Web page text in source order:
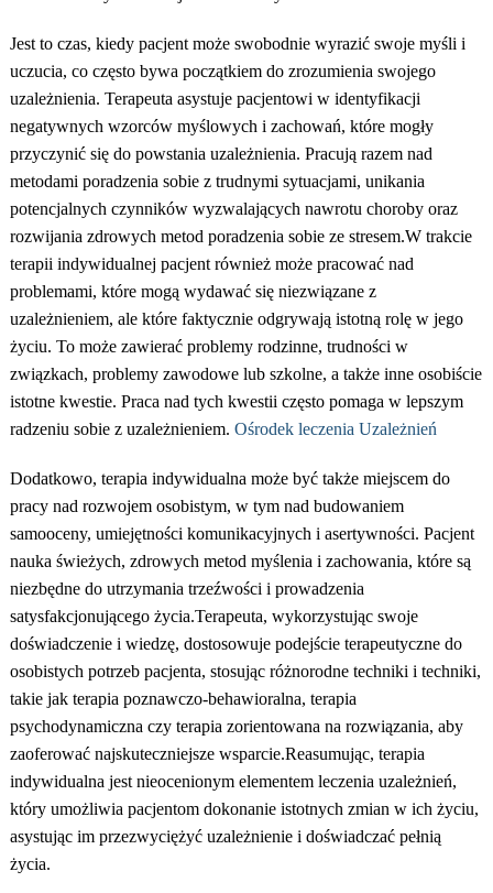
Jest to czas, kiedy pacjent może swobodnie wyrazić swoje myśli i
uczucia, co często bywa początkiem do zrozumienia swojego
uzależnienia. Terapeuta asystuje pacjentowi w identyfikacji
negatywnych wzorców myślowych i zachowań, które mogły
przyczynić się do powstania uzależnienia. Pracują razem nad
metodami poradzenia sobie z trudnymi sytuacjami, unikania
potencjalnych czynników wyzwalających nawrotu choroby oraz
rozwijania zdrowych metod poradzenia sobie ze stresem.W trakcie
terapii indywidualnej pacjent również może pracować nad
problemami, które mogą wydawać się niezwiązane z
uzależnieniem, ale które faktycznie odgrywają istotną rolę w jego
życiu. To może zawierać problemy rodzinne, trudności w
związkach, problemy zawodowe lub szkolne, a także inne osobiście
istotne kwestie. Praca nad tych kwestii często pomaga w lepszym
radzeniu sobie z uzależnieniem. Ośrodek leczenia Uzależnień
Dodatkowo, terapia indywidualna może być także miejscem do
pracy nad rozwojem osobistym, w tym nad budowaniem
samooceny, umiejętności komunikacyjnych i asertywności. Pacjent
nauka świeżych, zdrowych metod myślenia i zachowania, które są
niezbędne do utrzymania trzeźwości i prowadzenia
satysfakcjonującego życia.Terapeuta, wykorzystując swoje
doświadczenie i wiedzę, dostosowuje podejście terapeutyczne do
osobistych potrzeb pacjenta, stosując różnorodne techniki i techniki,
takie jak terapia poznawczo-behawioralna, terapia
psychodynamiczna czy terapia zorientowana na rozwiązania, aby
zaoferować najskuteczniejsze wsparcie.Reasumując, terapia
indywidualna jest nieocenionym elementem leczenia uzależnień,
który umożliwia pacjentom dokonanie istotnych zmian w ich życiu,
asystując im przezwyciężyć uzależnienie i doświadczać pełnią
życia.